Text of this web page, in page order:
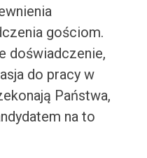
gościom.
doświadczenie,
do pracy w
Państwa,
na to